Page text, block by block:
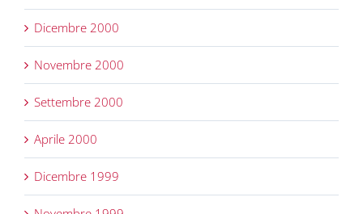
Dicembre 2000
Novembre 2000
Settembre 2000
Aprile 2000
Dicembre 1999